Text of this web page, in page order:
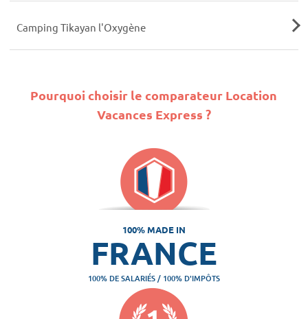
Camping Tikayan l'Oxygène
Pourquoi choisir le comparateur Location
Vacances Express ?
100% MADE IN
FRANCE
100% DE SALARIÉS / 100% D'IMPÔTS